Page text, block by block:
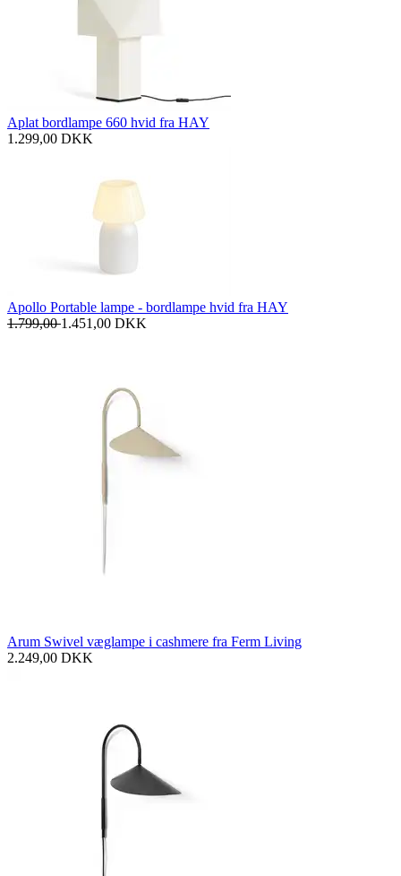
Aplat bordlampe 660 hvid fra HAY
1.299,00 DKK
Apollo Portable lampe - bordlampe hvid fra HAY
1.799,001.451,00 DKK
Arum Swivel væglampe i cashmere fra Ferm Living
2.249,00 DKK